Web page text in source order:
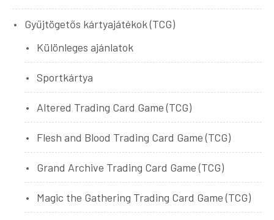
Gyűjtögetős kártyajátékok (TCG)
Különleges ajánlatok
Sportkártya
Altered Trading Card Game (TCG)
Flesh and Blood Trading Card Game (TCG)
Grand Archive Trading Card Game (TCG)
Magic the Gathering Trading Card Game (TCG)